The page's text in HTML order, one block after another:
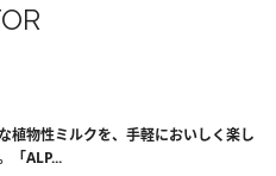
植物性ミルクを、手軽においしく楽し
「ALP...